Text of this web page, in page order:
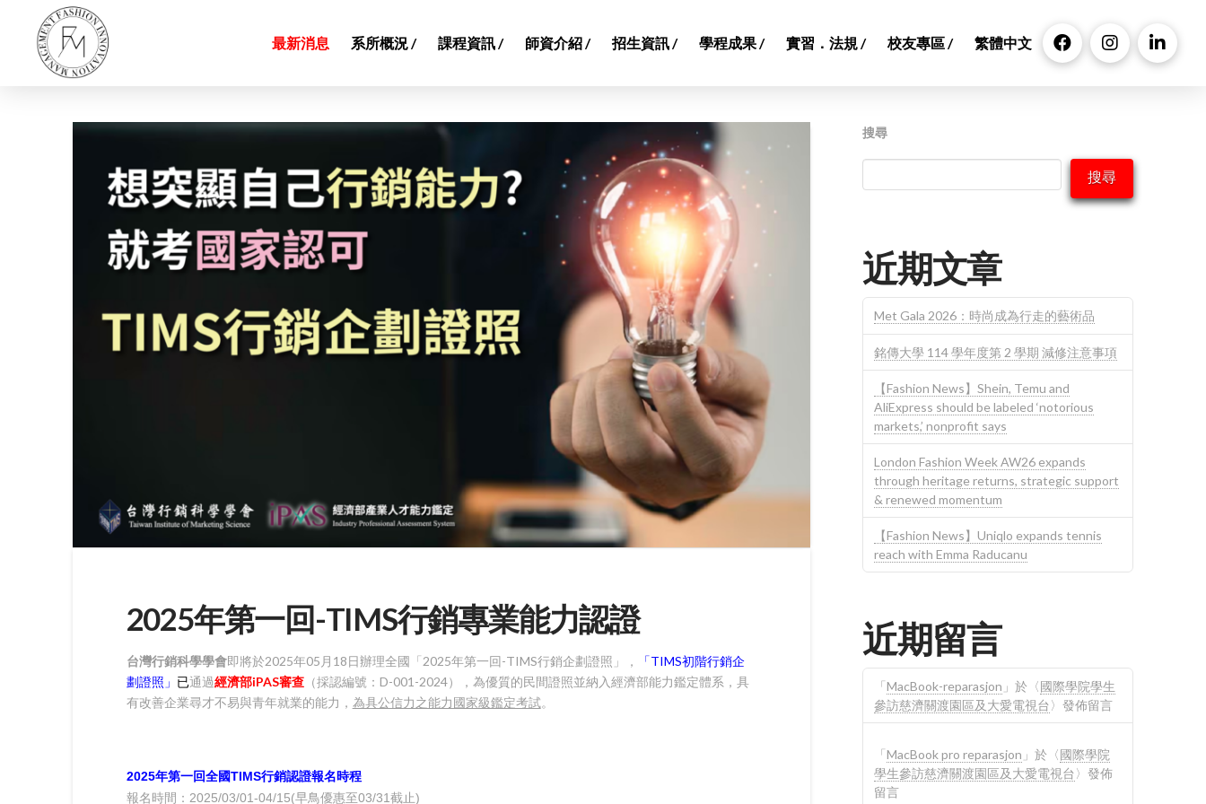
最新消息 系所概況 / 課程資訊 / 師資介紹 / 招生資訊 / 學程成果 / 實習．法規 / 校友專區 / 繁體中文
2025年第一回-TIMS行銷專業能力認證
台灣行銷科學學會即將於2025年05月18日辦理全國「2025年第一回-TIMS行銷企劃證照」， 「TIMS初階行銷企
劃證照」 已通過經濟部iPAS審查（採認編號：D-001-2024），為優質的民間證照並納入經濟部能力鑑定體系，具
有改善企業尋才不易與青年就業的能力， 為具公信力之能力國家級鑑定考試。
2025年第一回全國TIMS行銷認證報名時程
報名時間：2025/03/01-04/15(早鳥優惠至03/31截止)
搜尋
搜尋
近期文章
Met Gala 2026：時尚成為行走的藝術品
銘傳大學 114 學年度第 2 學期 減修注意事項
【Fashion News】Shein, Temu and
AliExpress should be labeled ‘notorious
markets,’ nonprofit says
London Fashion Week AW26 expands
through heritage returns, strategic support
& renewed momentum
【Fashion News】Uniqlo expands tennis
reach with Emma Raducanu
近期留言
「MacBook-reparasjon 」於〈國際學院學生
參訪慈濟關渡園區及大愛電視台〉發佈留言
「MacBook pro reparasjon 」於〈國際學院
學生參訪慈濟關渡園區及大愛電視台〉發佈
留言